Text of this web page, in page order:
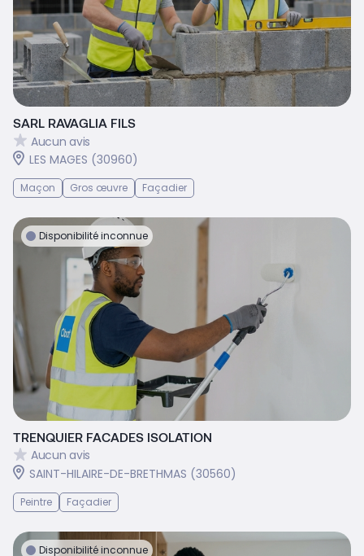
SARL RAVAGLIA FILS
Aucun avis
LES MAGES (30960)
Maçon Gros œuvre Façadier
Disponibilité inconnue
TRENQUIER FACADES ISOLATION
Aucun avis
SAINT-HILAIRE-DE-BRETHMAS (30560)
Peintre Façadier
Disponibilité inconnue